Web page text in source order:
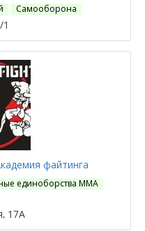
Самооборона
файтинга
единоборства ММА
17А